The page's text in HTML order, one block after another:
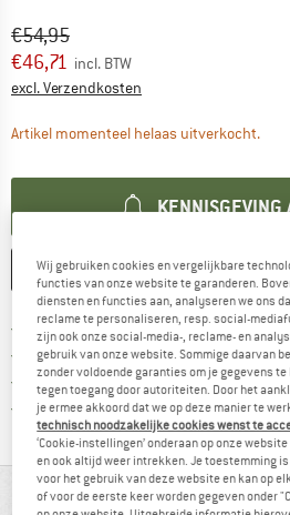
Oorspronkelijke prijs :
€54,95
Prijs:
€46,71 incl. BTW
excl. Verzendkosten
Artikel momenteel helaas uitverkocht.De
KENNISGEVING
ONTHOUDEN
Gratis verzending vanaf € 69
100 dagen bedenktijdVind de
> 4.000.000 tevreden klanten
Alle artikelen in voorraad
IN EEN
Wij gebruiken cookies en vergelijkbare
functies van onze website te garanderen.
diensten en functies aan, analyseren we ons
reclame te personaliseren, resp. social-
zijn ook onze social-media-, reclame- en
gebruik van onze website. Sommige daarvan
zonder voldoende garanties om je gegevens
tegen toegang door autoriteiten. Door het
je ermee akkoord dat we op deze manier te
technisch noodzakelijke cookies wenst te
‘Cookie-instellingen’ onderaan op onze
en ook altijd weer intrekken. Je toestemming
voor het gebruik van deze website en kan op
of voor de eerste keer worden gegeven onder